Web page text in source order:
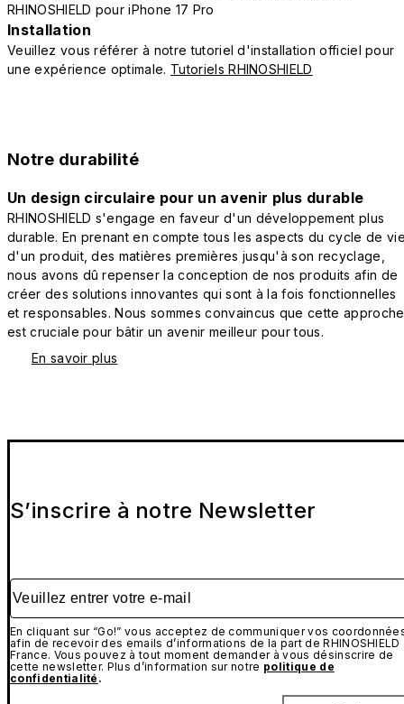
RHINOSHIELD pour iPhone 17 Pro
Installation
Veuillez vous référer à notre tutoriel d'installation officiel pour
une expérience optimale. Tutoriels RHINOSHIELD
Notre durabilité
Un design circulaire pour un avenir plus durable
RHINOSHIELD s'engage en faveur d'un développement plus
durable. En prenant en compte tous les aspects du cycle de
d'un produit, des matières premières jusqu'à son recyclage,
nous avons dû repenser la conception de nos produits afin de
créer des solutions innovantes qui sont à la fois fonctionnelles
et responsables. Nous sommes convaincus que cette approche
est cruciale pour bâtir un avenir meilleur pour tous.
En savoir plus
S’inscrire à notre Newsletter
Veuillez entrer votre e-mail
En cliquant sur “Go!” vous acceptez de communiquer vos
afin de recevoir des emails d’informations de la part de RHINOSHIELD
France. Vous pouvez à tout moment demander à vous désinscrire de
cette newsletter. Plus d’information sur notre politique de
confidentialité .